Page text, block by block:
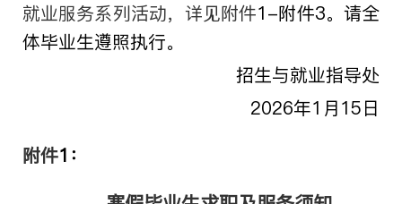
就业服务系列活动，详见附件1-附件3。请全
体毕业生遵照执行。
招生与就业指导处
2026年1 月15日
附件1 ：